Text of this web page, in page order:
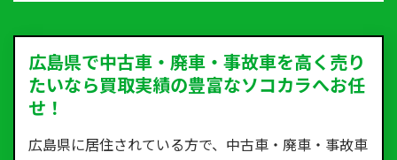
広島県で中古車・廃車・事故車を高く売り
たいなら買取実績の豊富なソコカラへお任
せ！
広島県に居住されている方で、中古車・廃車・事故車